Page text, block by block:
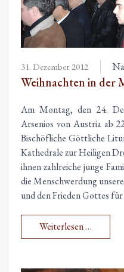
31. Dezember 2012
Weihnachten in der
Am Montag, den 24.
Arsenios von Austria ab
Bischöfliche Göttliche
Kathedrale zur Heiligen
ihnen zahlreiche junge
die Menschwerdung
und den Frieden Gottes
Weiterlesen …